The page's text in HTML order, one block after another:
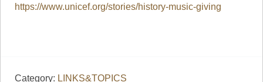
https://www.unicef.org/stories/history-music-giving
Category: LINKS&TOPICS